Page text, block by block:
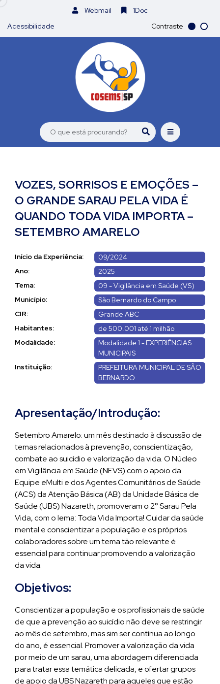
Webmail
1Doc
Acessibilidade
Contraste
VOZES, SORRISOS E EMOÇÕES –
O GRANDE SARAU PELA VIDA É
QUANDO TODA VIDA IMPORTA –
SETEMBRO AMARELO
Início da Experiência:
09/2024
Ano:
2025
Tema:
09 - Vigilância em Saúde (VS)
Município:
São Bernardo do Campo
CIR:
Grande ABC
Habitantes:
de 500.001 até 1 milhão
Modalidade:
Modalidade 1 - EXPERIÊNCIAS
MUNICIPAIS
Instituição:
PREFEITURA MUNICIPAL DE SÃO
BERNARDO
Apresentação/Introdução:
Setembro Amarelo: um mês destinado à discussão de
temas relacionados à prevenção, conscientização,
combate ao suicídio e valorização da vida. O Núcleo
em Vigilância em Saúde (NEVS) com o apoio da
Equipe eMulti e dos Agentes Comunitários de Saúde
(ACS) da Atenção Básica (AB) da Unidade Básica de
Saúde (UBS) Nazareth, promoveram o 2° Sarau Pela
Vida, com o lema: Toda Vida Importa! Cuidar da saúde
mental e conscientizar a população e os próprios
colaboradores sobre um tema tão relevante é
essencial para continuar promovendo a valorização
da vida.
Objetivos:
Conscientizar a população e os profissionais de saúde
de que a prevenção ao suicídio não deve se restringir
ao mês de setembro, mas sim ser contínua ao longo
do ano, é essencial. Promover a valorização da vida
por meio de um sarau, uma abordagem diferenciada
para tratar essa temática delicada, e ofertar grupos
de apoio da UBS Nazareth para aqueles que estão